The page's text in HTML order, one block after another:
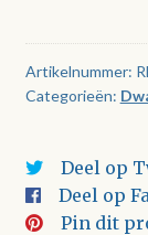
4
(viool
en
Artikelnummer:
Categorieën:
Deel op
Deel op
Pin dit